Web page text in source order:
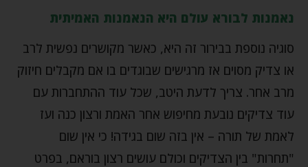
נאמנות לבורא עולם היא הנאמנות האמיתית
סוגיה נוספת בבירור זה היא, כאשר מקושרים נפשית לרב
או צדיק מסוים אז מרגישים שבוגדים בו אם מקבלים חיזוק
מרב אחר. צריך לדעת היטב, שכל עוד ההתחברות עם
עוד צדיקים נובעת מחיפוש אחר האמת ורצון כנה ועז
לאמת של תורה – אין בזה שום בגידה! כי אין שום
"תחרות" בין הצדיקים וכולם עושים רצון בוראם, בפרט